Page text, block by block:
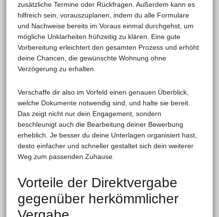
zusätzliche Termine oder Rückfragen. Außerdem kann es
hilfreich sein, vorauszuplanen, indem du alle Formulare
und Nachweise bereits im Voraus einmal durchgehst, um
mögliche Unklarheiten frühzeitig zu klären. Eine gute
Vorbereitung erleichtert den gesamten Prozess und erhöht
deine Chancen, die gewünschte Wohnung ohne
Verzögerung zu erhalten.
Verschaffe dir also im Vorfeld einen genauen Überblick,
welche Dokumente notwendig sind, und halte sie bereit.
Das zeigt nicht nur dein Engagement, sondern
beschleunigt auch die Bearbeitung deiner Bewerbung
erheblich. Je besser du deine Unterlagen organisiert hast,
desto einfacher und schneller gestaltet sich dein weiterer
Weg zum passenden Zuhause.
Vorteile der Direktvergabe
gegenüber herkömmlicher